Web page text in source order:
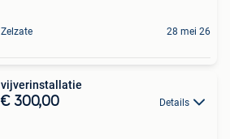
Zelzate 28 mei 26
vijverinstallatie
€ 300,00 Details